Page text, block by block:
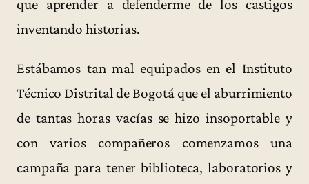
que aprender a defenderme de los castigos
inventando historias.
Estábamos tan mal equipados en el Instituto
Técnico Distrital de Bogotá que el aburrimiento
de tantas horas vacías se hizo insoportable y
con varios compañeros comenzamos una
campaña para tener biblioteca, laboratorios y